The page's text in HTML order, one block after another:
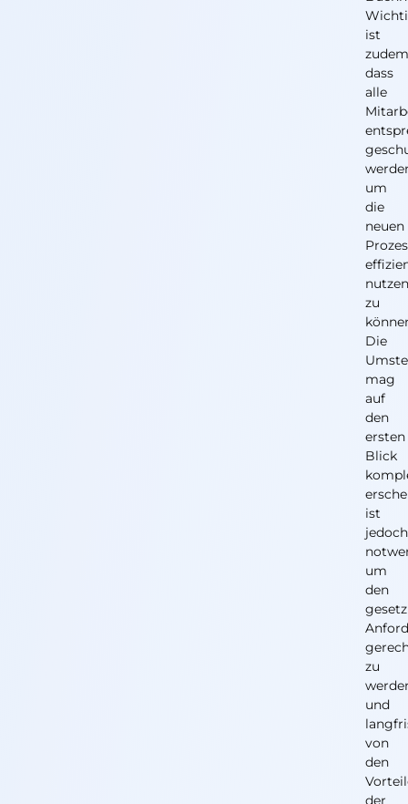
ist
dass
alle
um
die
neuen
zu
Die
mag
auf
den
ersten
Blick
ist
jedoch
um
den
zu
und
von
den
der